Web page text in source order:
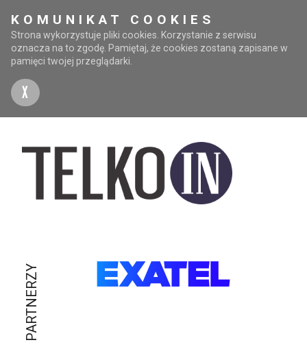
KOMUNIKAT COOKIES
Strona wykorzystuje pliki cookies. Korzystanie z serwisu
oznacza na to zgodę. Pamiętaj, że cookies zostaną zapisane w
pamięci twojej przeglądarki.
X
PARTNERZY